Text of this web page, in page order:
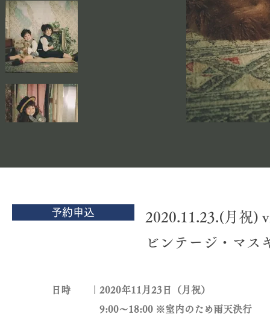
予約申込
2020.11.23.(月祝)
ビンテージ・マス
日時 ｜2020年11月23日（月祝）
9:00〜18:00 ※室内のため雨天決行